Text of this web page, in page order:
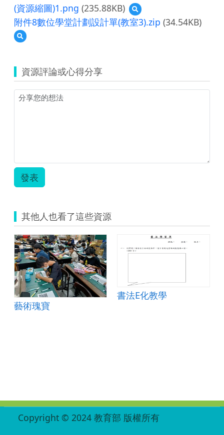
(資源縮圖)1.png (235.88KB)
預
覽
(資
附件8數位學堂計劃設計單(教室3).zip (34.54KB)
預
覽
8
數
位
學
(教
室
3).zip
資源評論或心得分享
發表
其他人也看了這些資源
藝術瑰寶
書法E化教學
Copyright © 2024 教育部 版權所有